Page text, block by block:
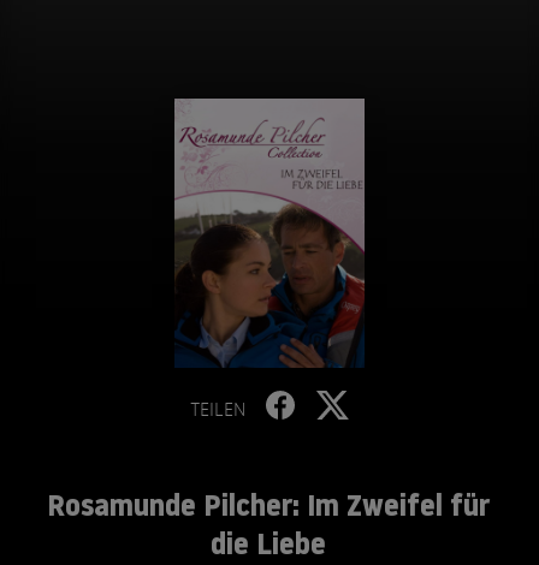
TEILEN
Rosamunde Pilcher: Im Zweifel für
die Liebe